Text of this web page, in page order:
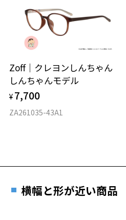
※着脱式サングラス：デモレンズ、アタッチ
タイプ
材質
Zoff｜クレヨンしんちゃん
しんちゃんモデル
¥ 7,700
ZA261035-43A1
横幅と形が近い商品